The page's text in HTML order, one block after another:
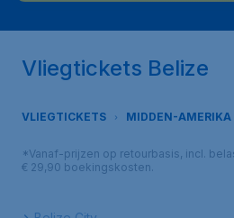
Vliegtickets Belize
VLIEGTICKETS MIDDEN-AMERIKA
*Vanaf-prijzen op retourbasis, incl.
€ 29,90 boekingskosten.